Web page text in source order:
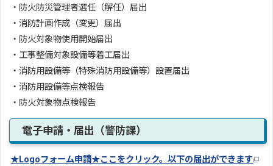
・防火防災管理者選任（解任）届出
・消防計画作成（変更）届出
・防火対象物使用開始届出
・工事整備対象設備等着工届出
・消防用設備等（特殊消防用設備等）設置届出
・消防用設備等点検報告
・防火対象物点検報告
電子申請・届出（警防課）
★Logoフォーム申請★ここをクリック。以下の届出ができます